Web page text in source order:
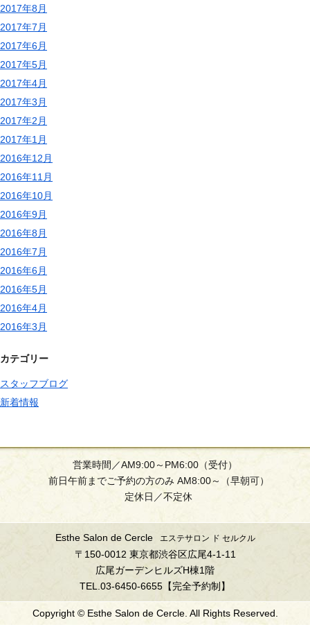
2017年8月
2017年7月
2017年6月
2017年5月
2017年4月
2017年3月
2017年2月
2017年1月
2016年12月
2016年11月
2016年10月
2016年9月
2016年8月
2016年7月
2016年6月
2016年5月
2016年4月
2016年3月
カテゴリー
スタッフブログ
新着情報
営業時間／AM9:00～PM6:00（受付）
前日午前までご予約の方のみ AM8:00～（早朝可）
定休日／不定休
Esthe Salon de Cercle エステサロン ド セルクル
〒150-0012 東京都渋谷区広尾4-1-11
広尾ガーデンヒルズH棟1階
TEL.03-6450-6655【完全予約制】
Copyright © Esthe Salon de Cercle. All Rights Reserved.